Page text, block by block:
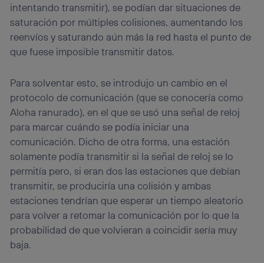
intentando transmitir), se podían dar situaciones de
saturación por múltiples colisiones, aumentando los
reenvíos y saturando aún más la red hasta el punto de
que fuese imposible transmitir datos.
Para solventar esto, se introdujo un cambio en el
protocolo de comunicación (que se conocería como
Aloha ranurado), en el que se usó una señal de reloj
para marcar cuándo se podía iniciar una
comunicación. Dicho de otra forma, una estación
solamente podía transmitir si la señal de reloj se lo
permitía pero, si eran dos las estaciones que debían
transmitir, se produciría una colisión y ambas
estaciones tendrían que esperar un tiempo aleatorio
para volver a retomar la comunicación por lo que la
probabilidad de que volvieran a coincidir sería muy
baja.